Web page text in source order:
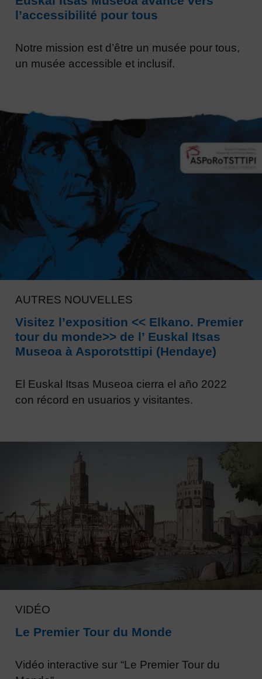
l’accessibilité pour tous
Notre mission est d’être un musée pour tous,
un musée accessible et inclusif.
AUTRES NOUVELLES
Visitez l’exposition << Elkano. Premier
tour du monde>> de l’ Euskal Itsas
Museoa à Asporotsttipi (Hendaye)
El Euskal Itsas Museoa cierra el año 2022
con récord en usuarios y visitantes.
VIDÉO
Le Premier Tour du Monde
Vidéo interactive sur “Le Premier Tour du